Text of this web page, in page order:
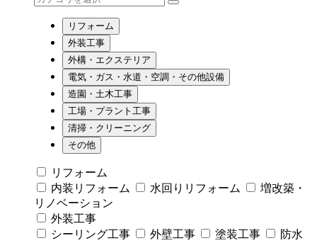
リフォーム
外装工事
外構・エクステリア
電気・ガス・水道・空調・その他設備
造園・土木工事
工場・プラント工事
清掃・クリーニング
その他
リフォーム
内装リフォーム
水回りリフォーム
増改築・
リノベーション
外装工事
シーリング工事
外壁工事 塗装工事
防水